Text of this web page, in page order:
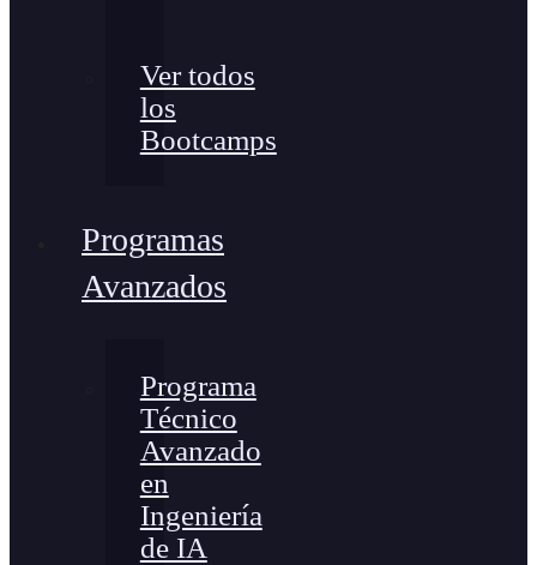
Ver todos
los
Bootcamps
Programas
Avanzados
Programa
Técnico
Avanzado
en
Ingeniería
de IA